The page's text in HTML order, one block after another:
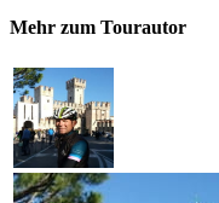
Mehr zum Tourautor